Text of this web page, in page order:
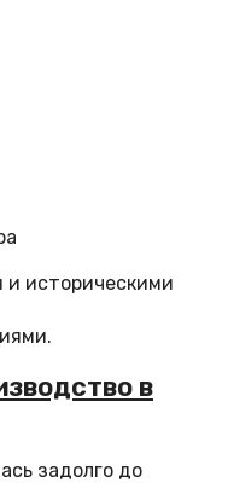
историческими
в
задолго до